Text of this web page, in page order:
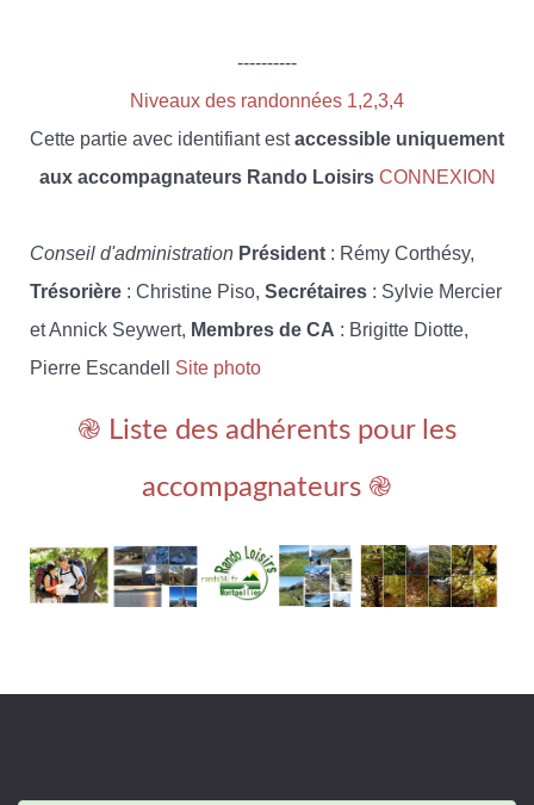
----------
Niveaux des randonnées 1,2,3,4
Cette partie avec identifiant estaccessible uniquement
aux accompagnateurs Rando Loisirs CONNEXION
Conseil d'administration Président : Rémy Corthésy,
Trésorière : Christine Piso, Secrétaires : Sylvie Mercier
et Annick Seywert, Membres de CA : Brigitte Diotte,
Pierre Escandell Site photo
֎ Liste des adhérents pour les
accompagnateurs ֎